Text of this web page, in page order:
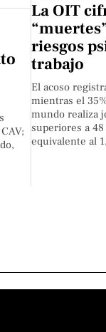
La OIT
riesgos
trabajo
El acoso
mientras el
mundo realiza
superiores a
equivalente al